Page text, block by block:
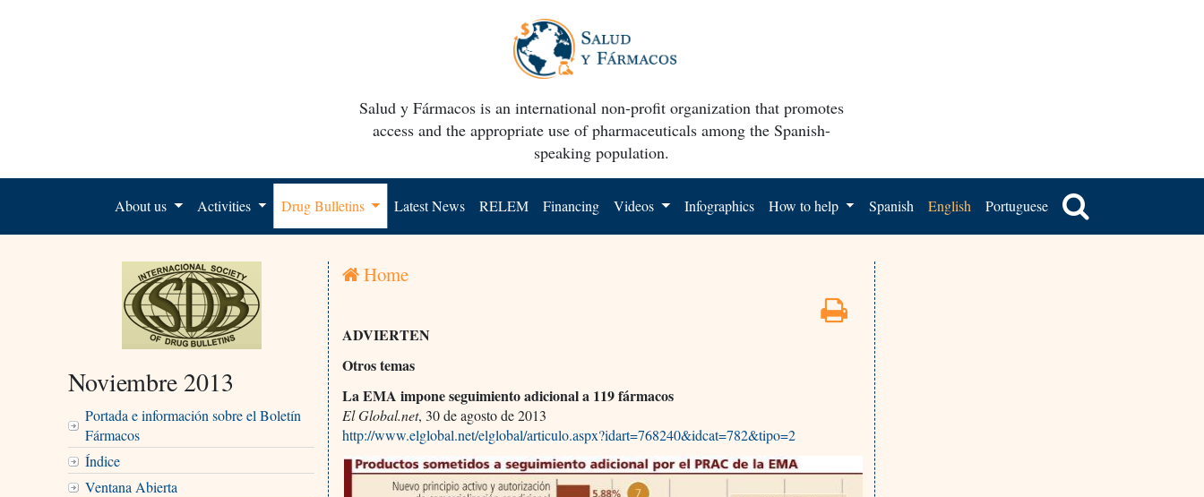
Salud y Fármacos is an international non-profit organization that promotes
access and the appropriate use of pharmaceuticals among the Spanish-
speaking population.
About us Activities Drug Bulletins Latest News RELEM Financing Videos Infographics How to help Spanish English Portuguese
Noviembre 2013
Portada e información sobre el Boletín
Fármacos
Índice
Ventana Abierta
Home
ADVIERTEN
Otros temas
La EMA impone seguimiento adicional a 119 fármacos
El Global.net, 30 de agosto de 2013
http://www.elglobal.net/elglobal/articulo.aspx?idart=768240&idcat=782&tipo=2